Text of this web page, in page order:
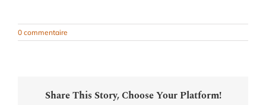
0 commentaire
Share This Story, Choose Your Platform!